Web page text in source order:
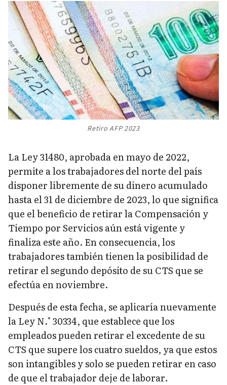
Retiro AFP 2023
La Ley 31480, aprobada en mayo de 2022,
permite a los trabajadores del norte del país
disponer libremente de su dinero acumulado
hasta el 31 de diciembre de 2023, lo que significa
que el beneficio de retirar la Compensación y
Tiempo por Servicios aún está vigente y
finaliza este año. En consecuencia, los
trabajadores también tienen la posibilidad de
retirar el segundo depósito de su CTS que se
efectúa en noviembre.
Después de esta fecha, se aplicaría nuevamente
la Ley N.° 30334, que establece que los
empleados pueden retirar el excedente de su
CTS que supere los cuatro sueldos, ya que estos
son intangibles y solo se pueden retirar en caso
de que el trabajador deje de laborar.